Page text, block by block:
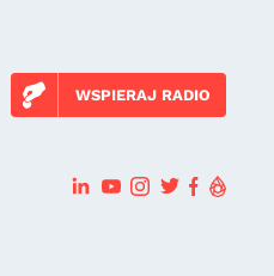
WSPIERAJ RADIO